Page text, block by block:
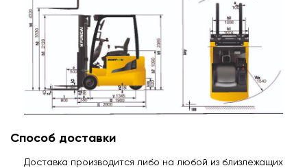
Способ доставки
Доставка производится либо на любой из близлежащих